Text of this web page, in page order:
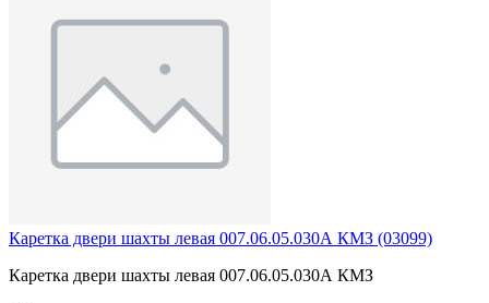
Каретка двери шахты левая 007.06.05.030А КМЗ (03099)
Каретка двери шахты левая 007.06.05.030А КМЗ